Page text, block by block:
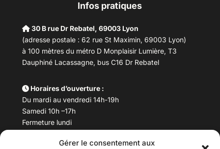
Gérer le consentement aux
Infos pratiques
30 B rue Dr Rebatel, 69003 Lyon
(adresse postale : 62 rue St Maximin, 69003 Lyon)
à 100 mètres du métro D Monplaisir Lumière, T3
Dauphiné Lacassagne, bus C16 Dr Rebatel
Horaires d’ouverture :
Du mardi au vendredi 14h-19h
Samedi 10h –17h
Fermeture lundi